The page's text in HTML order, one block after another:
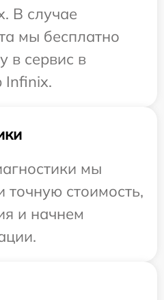
В случае
мы бесплатно
в сервис в
Infinix.
мы
точную стоимость,
и начнем